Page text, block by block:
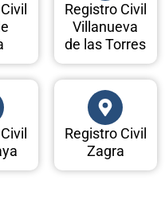
Registro Civil
Villanueva
de las Torres
Registro Civil
Zagra